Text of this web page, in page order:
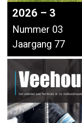
2026 – 3
Nummer 03
Jaargang 77